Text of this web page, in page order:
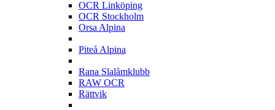
OCR Linköping
OCR Stockholm
Orsa Alpina
Piteå Alpina
Rana Slalåmklubb
RAW OCR
Rättvik